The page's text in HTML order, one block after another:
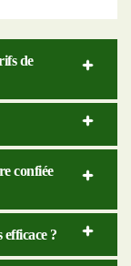
de
confiée
?